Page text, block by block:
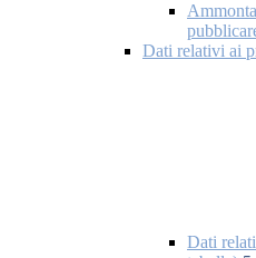
Dati relativi ai
Dati